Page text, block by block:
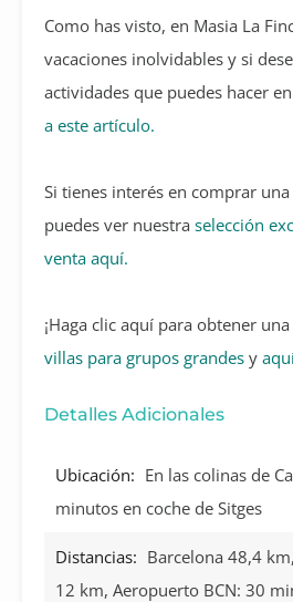
Como has visto, en Masia La
vacaciones inolvidables y si
actividades que puedes hacer
a este artículo.
Si tienes interés en comprar
puedes ver nuestra selección
venta aquí.
¡Haga clic aquí para obtener
villas para grupos grandes y
Detalles Adicionales
Ubicación: En las colinas de
minutos en coche de Sitges
Distancias: Barcelona 48,4
12 km, Aeropuerto BCN: 30